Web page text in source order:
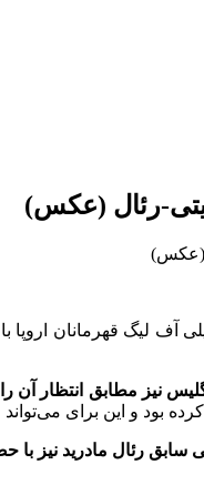
رئال (عکس)
لیگ قهرمانان اروپا با
مطابق انتظار آن را
کرده بود و این برای
رئال مادرید نیز با